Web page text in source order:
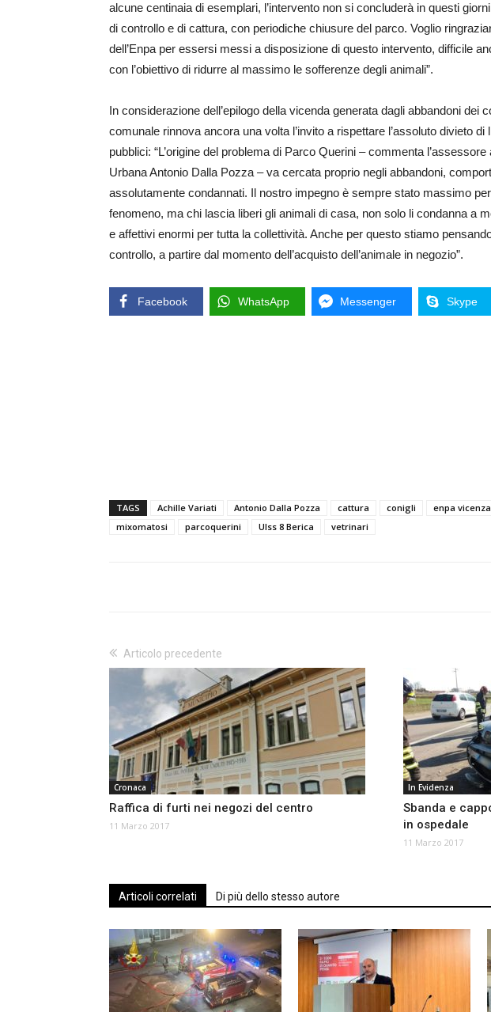
alcune centinaia di esemplari, l’intervento non si concluderà in questi
di controllo e di cattura, con periodiche chiusure del parco. Voglio
dell’Enpa per essersi messi a disposizione di questo intervento, difficile
con l’obiettivo di ridurre al massimo le sofferenze degli animali”.
In considerazione dell’epilogo della vicenda generata dagli abbandoni dei
comunale rinnova ancora una volta l’invito a rispettare l’assoluto divieto di
pubblici: “L’origine del problema di Parco Querini – commenta
Urbana Antonio Dalla Pozza – va cercata proprio negli abbandoni,
assolutamente condannati. Il nostro impegno è sempre stato massimo
fenomeno, ma chi lascia liberi gli animali di casa, non solo li condanna a
e affettivi enormi per tutta la collettività. Anche per questo stiamo
controllo, a partire dal momento dell’acquisto dell’animale in negozio”.
Facebook WhatsApp Messenger Skype
TAGS Achille Variati Antonio Dalla Pozza cattura conigli enpa vicenza
mixomatosi
parcoquerini Ulss 8 Berica vetrinari
Articolo precedente
Cronaca
Raffica di furti nei negozi del centro
11 Marzo 2017
In Evidenza
Sbanda e
in ospedale
11 Marzo 2017
Articoli correlati Di più dello stesso autore